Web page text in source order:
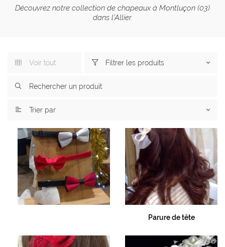
Découvrez notre collection de chapeaux à Montluçon (03)
dans l’Allier.
 Voir tout  Filtrer les produits

 Trier par
Parure de tête